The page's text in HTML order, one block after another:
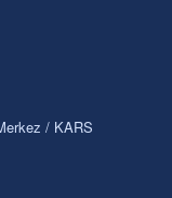
/ KARS